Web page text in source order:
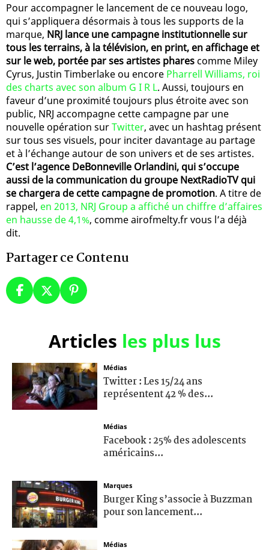
Pour accompagner le lancement de ce nouveau logo,
qui s’appliquera désormais à tous les supports de la
marque, NRJ lance une campagne institutionnelle sur
tous les terrains, à la télévision, en print, en affichage et
sur le web, portée par ses artistes pharescomme Miley
Cyrus, Justin Timberlake ou encore Pharrell Williams, roi
des charts avec son album G I R L. Aussi, toujours en
faveur d’une proximité toujours plus étroite avec son
public, NRJ accompagne cette campagne par une
nouvelle opération surTwitter, avec un hashtag présent
sur tous ses visuels, pour inciter davantage au partage
et à l’échange autour de son univers et de ses artistes.
C’est l’agence DeBonneville Orlandini, qui s’occupe
aussi de la communication du groupe NextRadioTV qui
se chargera de cette campagne de promotion. A titre de
rappel, en 2013, NRJ Group a affiché un chiffre d’affaires
en hausse de 4,1%, comme airofmelty.fr vous l’a déjà
dit.
Partager ce Contenu
Articles les plus lus
Médias
Twitter : Les 15/24 ans
représentent 42 % des...
Médias
Facebook : 25% des adolescents
américains...
Marques
Burger King s’associe à Buzzman
pour son lancement...
Médias